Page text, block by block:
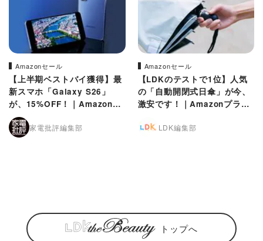
Amazonセール
【上半期ベストバイ獲得】最
新スマホ「Galaxy S26」
が、15%OFF！｜Amazonプ
ライムデー
家電批評編集部
Amazonセール
【LDKのテストで1位】人気
の「自動開閉式日傘」が今、
激安です！｜Amazonプライ
LDK編集部
トップへ